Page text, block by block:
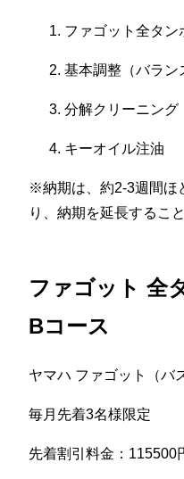
ファゴット全タン
基本調整（バラン
分解クリーニング
キーオイル注油
※納期は、約2-3週間ほ
り、納期を延長するこ
ファゴット 全
Bコース
ヤマハ ファゴット（バ
毎月先着3名様限定
先着割引料金：115500